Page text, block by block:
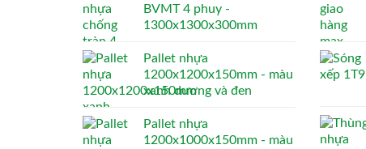
BVMT 4 phuy -
1300x1300x300mm
Pallet nhựa
1200x1200x150mm - màu
xanh dương và đen
Pallet nhựa
1200x1000x150mm - màu